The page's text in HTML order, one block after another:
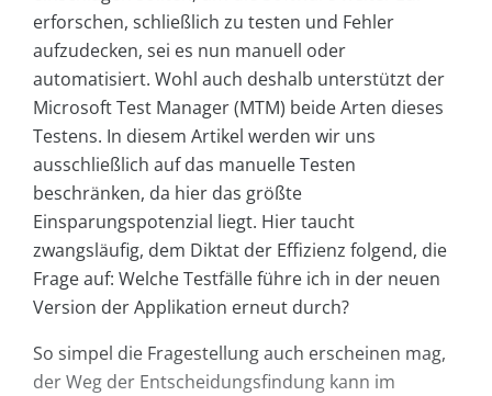
erforschen, schließlich zu testen und Fehler
aufzudecken, sei es nun manuell oder
automatisiert. Wohl auch deshalb unterstützt der
Microsoft Test Manager (MTM) beide Arten dieses
Testens. In diesem Artikel werden wir uns
ausschließlich auf das manuelle Testen
beschränken, da hier das größte
Einsparungspotenzial liegt. Hier taucht
zwangsläufig, dem Diktat der Effizienz folgend, die
Frage auf: Welche Testfälle führe ich in der neuen
Version der Applikation erneut durch?
So simpel die Fragestellung auch erscheinen mag,
der Weg der Entscheidungsfindung kann im